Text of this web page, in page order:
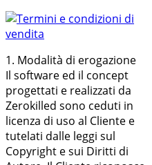
1. Modalità di erogazione
Il software ed il concept
progettati e realizzati da
Zerokilled sono ceduti in
licenza di uso al Cliente e
tutelati dalle leggi sul
Copyright e sui Diritti di